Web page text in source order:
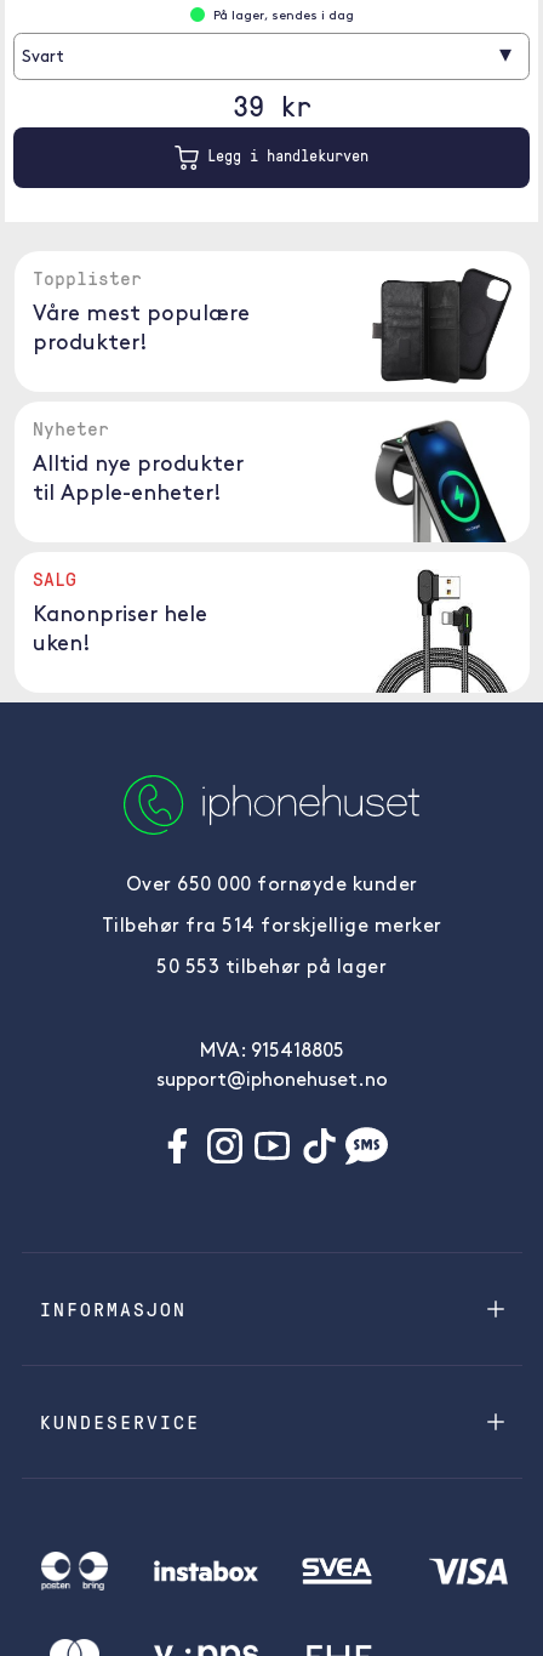
På lager, sendes i dag
Svart ▾
39 kr
Legg i handlekurven
Topplister
Våre mest populære
produkter!
Nyheter
Alltid nye produkter
til Apple-enheter!
SALG
Kanonpriser hele
uken!
Over 650 000 fornøyde kunder
Tilbehør fra 514 forskjellige merker
50 553 tilbehør på lager
MVA: 915418805
support@iphonehuset.no
INFORMASJON
KUNDESERVICE